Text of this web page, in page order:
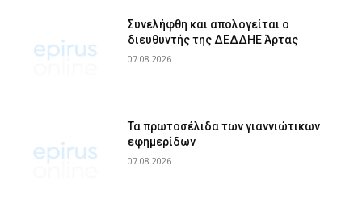
Συνελήφθη και απολογείται ο
διευθυντής της ΔΕΔΔΗΕ Άρτας
07.08.2026
Τα πρωτοσέλιδα των γιαννιώτικων
εφημερίδων
07.08.2026